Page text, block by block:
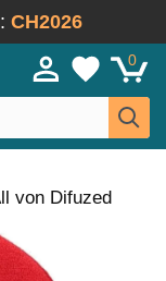
CH2026
0
von Difuzed